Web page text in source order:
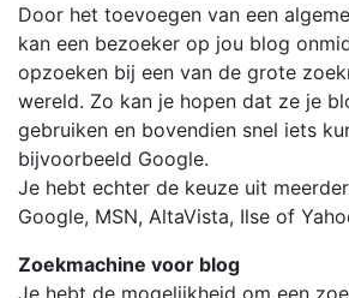
Door het toevoegen van een
kan een bezoeker op jou blog
opzoeken bij een van de grote
wereld. Zo kan je hopen dat ze je
gebruiken en bovendien snel iets
bijvoorbeeld Google.
Je hebt echter de keuze uit
Google, MSN, AltaVista, Ilse of
Zoekmachine voor blog
Je hebt de mogelijkheid om een